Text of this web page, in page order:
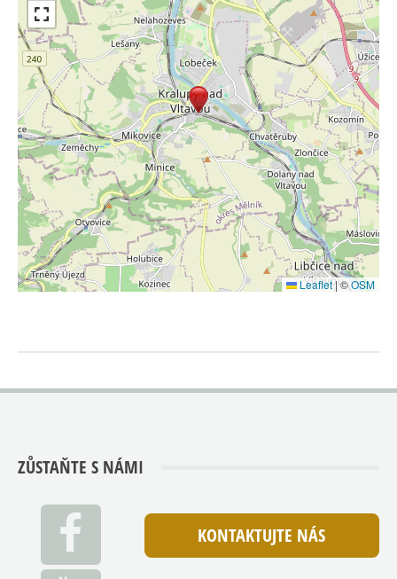
Leaflet|©OSM
ZŮSTAŇTE S NÁMI
KONTAKTUJTE NÁS